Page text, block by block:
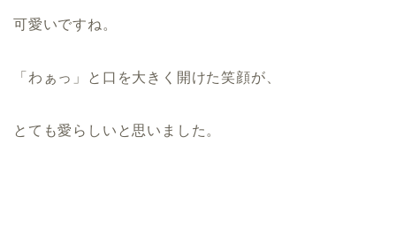
可愛いですね。
「わぁっ」と口を大きく開けた笑顔が、
とても愛らしいと思いました。